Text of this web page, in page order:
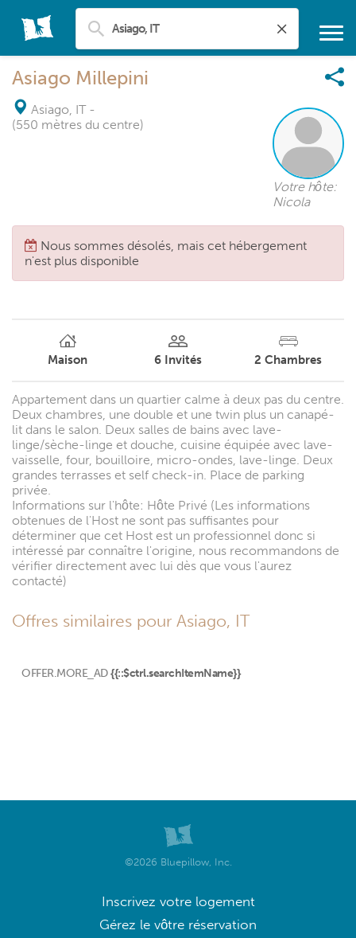
Asiago Millepini
Asiago, IT -
(550 mètres du centre)
Votre hôte:
Nicola
Nous sommes désolés, mais cet hébergement
n'est plus disponible
Maison 6 Invités 2 Chambres
Appartement dans un quartier calme à deux pas du centre.
Deux chambres, une double et une twin plus un canapé-
lit dans le salon. Deux salles de bains avec lave-
linge/sèche-linge et douche, cuisine équipée avec lave-
vaisselle, four, bouilloire, micro-ondes, lave-linge. Deux
grandes terrasses et self check-in. Place de parking
privée.
Informations sur l'hôte: Hôte Privé (Les informations
obtenues de l'Host ne sont pas suffisantes pour
déterminer que cet Host est un professionnel donc si
intéressé par connaître l'origine, nous recommandons de
vérifier directement avec lui dès que vous l'aurez
contacté)
Offres similaires pour Asiago, IT
OFFER.MORE_AD {{::$ctrl.searchItemName}}
©2026 Bluepillow, Inc.
Inscrivez votre logement
Gérez le vôtre réservation